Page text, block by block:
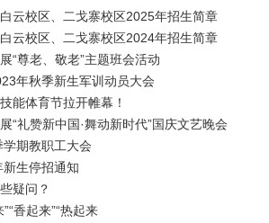
云校区、二戈寨校区2025年招生简章
云校区、二戈寨校区2024年招生简章
“尊老、敬老”主题班会活动
年秋季新生军训动员大会
能体育节拉开帷幕！
“礼赞新中国·舞动新时代”国庆文艺晚会
期教职工大会
生停招通知
疑问？
香起来”“热起来